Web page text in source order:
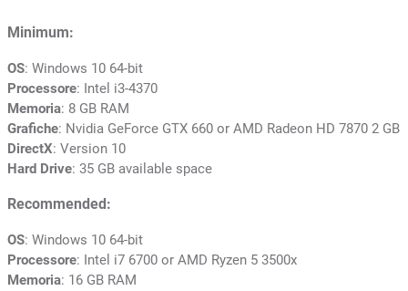
Minimum:
OS: Windows 10 64-bit
Processore: Intel i3-4370
Memoria: 8 GB RAM
Grafiche: Nvidia GeForce GTX 660 or AMD Radeon HD 7870 2 GB
DirectX: Version 10
Hard Drive: 35 GB available space
Recommended:
OS: Windows 10 64-bit
Processore: Intel i7 6700 or AMD Ryzen 5 3500x
Memoria: 16 GB RAM